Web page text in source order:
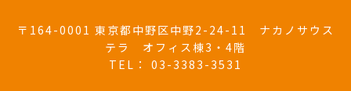
〒164-0001 東京都中野区中野2-24-11 ナカノサウス
テラ オフィス棟3・4階
TEL： 03-3383-3531